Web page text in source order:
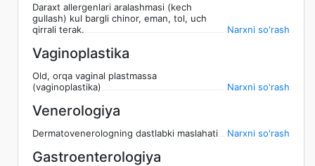
Daraxt allergenlari aralashmasi (kech
gullash) kul bargli chinor, eman, tol, uch
qirrali terak.
Narxni so'rash
Vaginoplastika
Old, orqa vaginal plastmassa
(vaginoplastika)
Narxni so'rash
Venerologiya
Dermatovenerologning dastlabki maslahati Narxni so'rash
Gastroenterologiya